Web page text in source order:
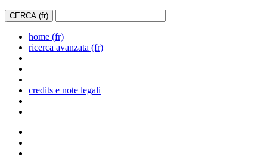
home (fr)
ricerca avanzata (fr)
credits e note legali